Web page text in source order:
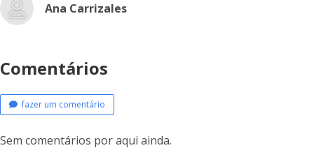
Ana Carrizales
Comentários
fazer um comentário
Sem comentários por aqui ainda.